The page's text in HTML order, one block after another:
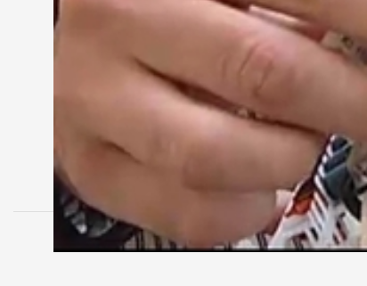
számíthat, de az ellenőrök a gyártókat és a
MEGOSZTÁS